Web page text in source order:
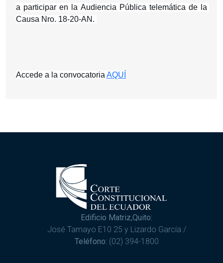
a participar en la Audiencia Pública telemática de la
Causa Nro. 18-20-AN.
Accede a la convocatoria AQUÍ
Edificio Matriz,Quito:
José Tamayo E10 25 y Lizardo García /
Teléfono: (02) 394-1800